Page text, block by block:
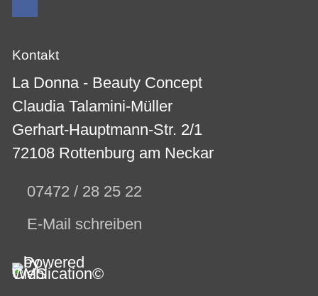
Kontakt
La Donna - Beauty Concept
Claudia Talamini-Müller
Gerhart-Hauptmann-Str. 2/1
72108 Rottenburg am Neckar
07472 / 28 25 22
E-Mail schreiben